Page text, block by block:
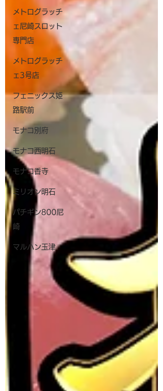
メトログラッチ
ェ尼崎スロット
専門店
メトログラッチ
ェ3号店
フェニックス姫
路駅前
モナコ別府
モナコ西明石
モナコ香寺
ミリオン明石
パチギン800尼
崎
マルハン玉津